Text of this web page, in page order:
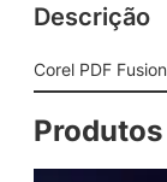
Descrição
Corel PDF